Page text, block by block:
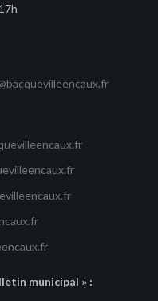
municipal » :